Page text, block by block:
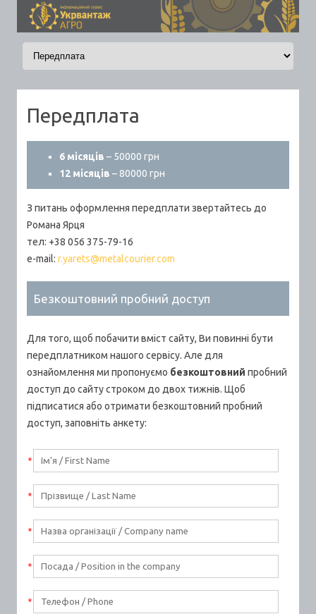
Skip to content
Передплата
6 місяців – 50000 грн
12 місяців – 80000 грн
З питань оформлення передплати звертайтесь до
Романа Ярця
тел: +38 056 375-79-16
e-mail: r.yarets@metalcourier.com
Безкоштовний пробний доступ
Для того, щоб побачити вміст сайту, Ви повинні бути
передплатником нашого сервісу. Але для
ознайомлення ми пропонуємо безкоштовний пробний
доступ до сайту строком до двох тижнів. Щоб
підписатися або отримати безкоштовний пробний
доступ, заповніть анкету:
*
*
*
*
*